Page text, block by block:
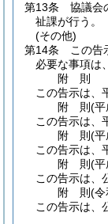
第13条
協議会
祉課が行う。
(その他)
第14条
この告
必要な事項は
附 則
この告示は、
附 則(平
この告示は、
附 則(平
この告示は、
附 則(平
この告示は、
附 則(令
この告示は、